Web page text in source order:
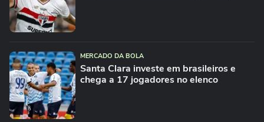
MERCADO DA BOLA
Santa Clara investe em brasileiros e
chega a 17 jogadores no elenco